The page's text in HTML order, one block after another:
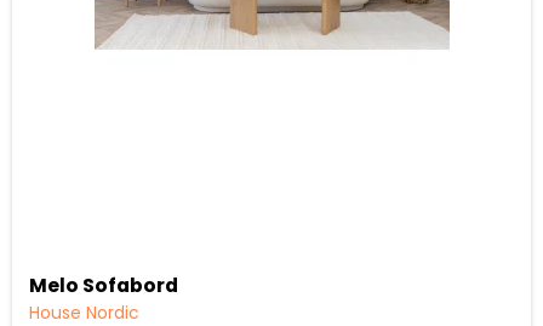
Melo Sofabord
House Nordic